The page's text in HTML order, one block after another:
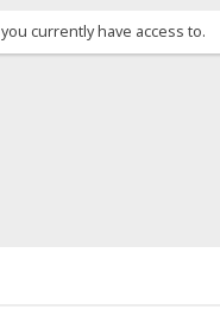
currently have access to.